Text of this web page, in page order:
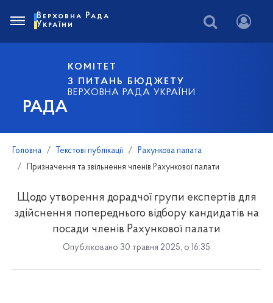
РАДА
КОМІТЕТ
З ПИТАНЬ БЮДЖЕТУ
ВЕРХОВНА РАДА УКРАЇНИ
Верховна Рада
України
Головна Текстові публікації
Рахункова палата
Призначення та звільнення членів Рахункової палати
Щодо утворення дорадчої групи експертів для
здійснення попереднього відбору кандидатів на
посади членів Рахункової палати
Опубліковано 30 травня 2025, о 16:35